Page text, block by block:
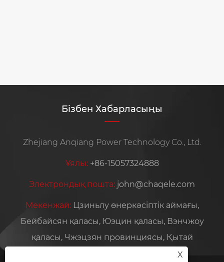
Бізбен Хабарласыңы
Zhejiang Anqiang Power Technology Co., Ltd.
Ұялы: +86-15057324888
Электрондық пошта: john@chaqele.com
Мекенжай: Цзиньлу өнеркәсіптік аймағы,
Бейбайсян қаласы, Юэцин қаласы, Вэнчжоу
қаласы, Чжэцзян провинциясы, Қытай
X